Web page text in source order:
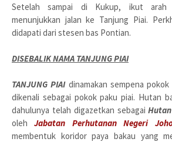
Setelah sampai di Kukup, ikut arah
menunjukkan jalan ke Tanjung Piai.
didapati dari stesen bas Pontian.
DISEBALIK NAMA TANJUNG PIAI
TANJUNG PIAIdinamakan sempena
dikenali sebagai pokok paku piai. Hutan
dahulunya telah digazetkan sebagai
olehJabatan Perhutanan Negeri
membentuk koridor paya bakau yang